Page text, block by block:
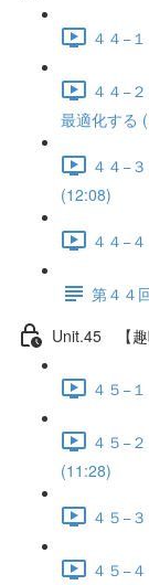
４４−
４４−
最適化する
４４−
(12:08)
４４−
第４４
Unit.45 【趣
４５−
４５−
(11:28)
４５−
４５−